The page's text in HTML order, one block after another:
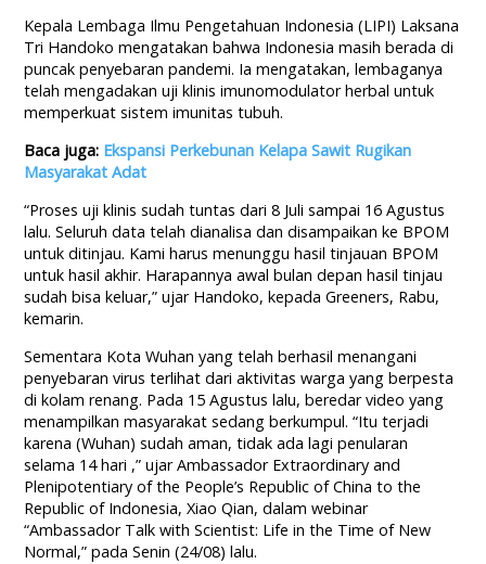
Kepala Lembaga Ilmu Pengetahuan Indonesia (LIPI) Laksana
Tri Handoko mengatakan bahwa Indonesia masih berada di
puncak penyebaran pandemi. Ia mengatakan, lembaganya
telah mengadakan uji klinis imunomodulator herbal untuk
memperkuat sistem imunitas tubuh.
Baca juga: Ekspansi Perkebunan Kelapa Sawit Rugikan
Masyarakat Adat
“Proses uji klinis sudah tuntas dari 8 Juli sampai 16 Agustus
lalu. Seluruh data telah dianalisa dan disampaikan ke BPOM
untuk ditinjau. Kami harus menunggu hasil tinjauan BPOM
untuk hasil akhir. Harapannya awal bulan depan hasil tinjau
sudah bisa keluar,” ujar Handoko, kepada Greeners, Rabu,
kemarin.
Sementara Kota Wuhan yang telah berhasil menangani
penyebaran virus terlihat dari aktivitas warga yang berpesta
di kolam renang. Pada 15 Agustus lalu, beredar video yang
menampilkan masyarakat sedang berkumpul. “Itu terjadi
karena (Wuhan) sudah aman, tidak ada lagi penularan
selama 14 hari ,” ujar Ambassador Extraordinary and
Plenipotentiary of the People’s Republic of China to the
Republic of Indonesia, Xiao Qian, dalam webinar
“Ambassador Talk with Scientist: Life in the Time of New
Normal,” pada Senin (24/08) lalu.